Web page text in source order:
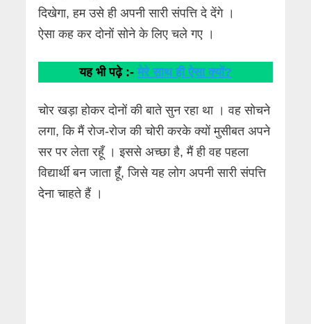
दिखेगा, हम उसे ही अपनी सारी संपत्ति दे देंगे ।
ऐसा कह कर दोनों सोने के लिए चले गए ।
यह भी पढ़े :- मेरे साथ ही ऐसा क्यों?
चोर खड़ा होकर दोनों की बाते सुन रहा था । वह सोचने
लगा, कि मैं रोज-रोज की चोरी करके क्यों मुसीबत अपने
सर पर लेता रहूँ । इससे अच्छा है, मैं ही वह पहला
विद्यार्थी बन जाता हूंँ, जिसे यह लोग अपनी सारी संपत्ति
देना चाहते हैं ।